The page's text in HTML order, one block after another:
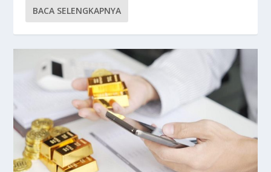
BACA SELENGKAPNYA